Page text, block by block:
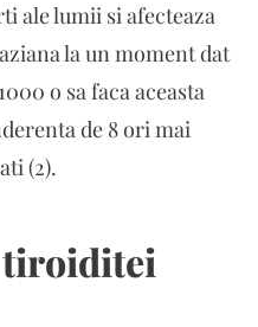
ale lumii si afecteaza
la un moment dat
o sa faca aceasta
de 8 ori mai
(2).
tiroiditei